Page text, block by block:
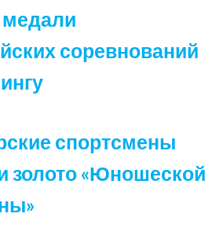
медали
соревнований
спортсмены
золото «Юношеской